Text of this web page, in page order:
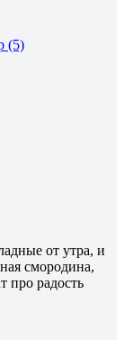
(5)
от утра, и
смородина,
про радость